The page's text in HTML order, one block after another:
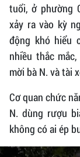
tuổi, ở phường
xảy ra vào kỳ
động khó hiểu
nhiều thắc
mời bà N. và tài
Cơ quan chức
N. dùng rượu
không có ai ép